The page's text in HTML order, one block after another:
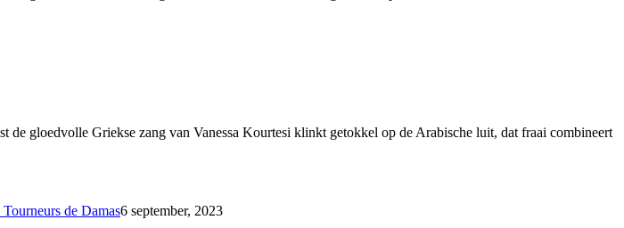
de gloedvolle Griekse zang van Vanessa Kourtesi klinkt getokkel op de Arabische luit, dat fraai combineert
de Damas6 september, 2023